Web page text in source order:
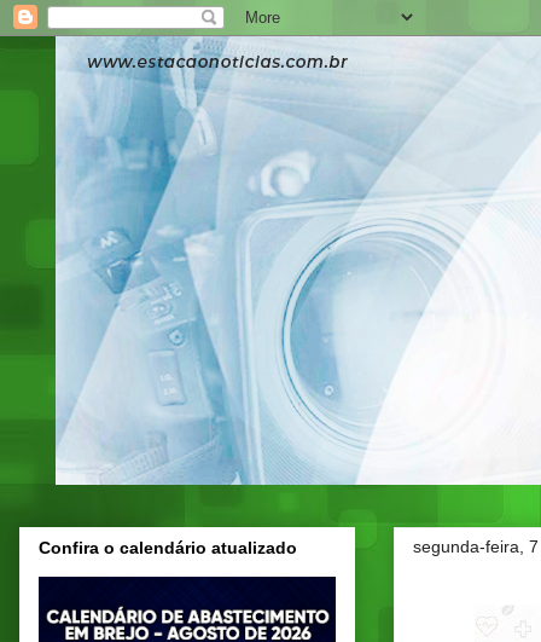
segunda-feira,
Confira o calendário atualizado